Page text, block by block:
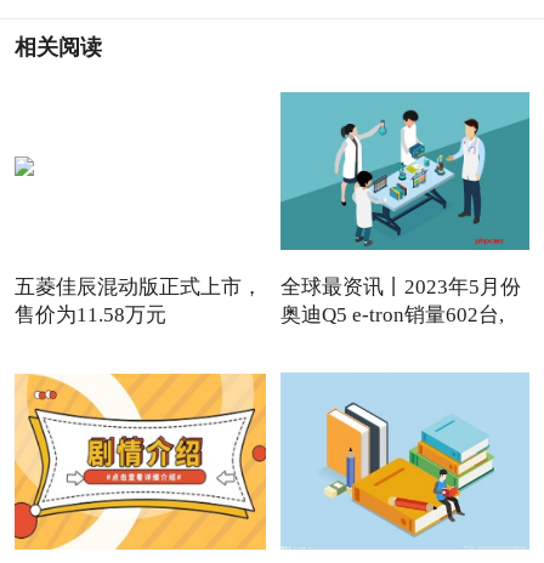
相关阅读
五菱佳辰混动版正式上市，
售价为11.58万元
全球最资讯丨2023年5月份
奥迪Q5 e-tron销量602台,